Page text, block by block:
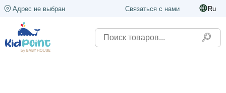
Адрес не выбран Связаться с нами Ru